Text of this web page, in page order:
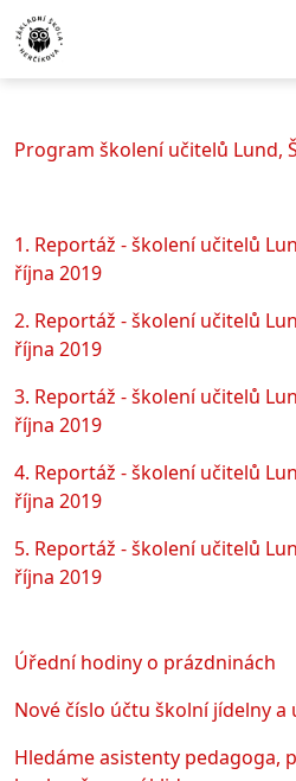
Program školení učitelů Lund,
1. Reportáž - školení učitelů
října 2019
2. Reportáž - školení učitelů
října 2019
3. Reportáž - školení učitelů
října 2019
4. Reportáž - školení učitelů
října 2019
5. Reportáž - školení učitelů
října 2019
Úřední hodiny o prázdninách
Nové číslo účtu školní jídelny a
Hledáme asistenty pedagoga,